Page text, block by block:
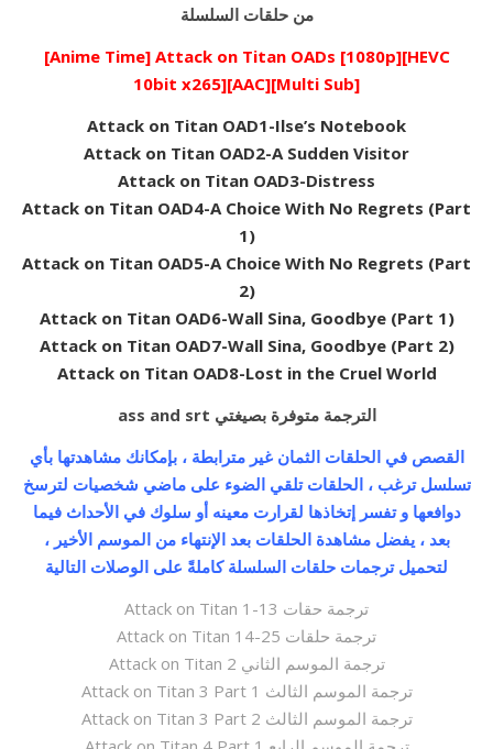
من حلقات السلسلة
[Anime Time] Attack on Titan OADs [1080p][HEVC
10bit x265][AAC][Multi Sub]
Attack on Titan OAD1-Ilse’s Notebook
Attack on Titan OAD2-A Sudden Visitor
Attack on Titan OAD3-Distress
Attack on Titan OAD4-A Choice With No Regrets (Part
1)
Attack on Titan OAD5-A Choice With No Regrets (Part
2)
Attack on Titan OAD6-Wall Sina, Goodbye (Part 1)
Attack on Titan OAD7-Wall Sina, Goodbye (Part 2)
Attack on Titan OAD8-Lost in the Cruel World
ass and srt الترجمة متوفرة بصيغتي
القصص في الحلقات الثمان غير مترابطة ، بإمكانك مشاهدتها بأي
تسلسل ترغب ، الحلقات تلقي الضوء على ماضي شخصيات لترسخ
دوافعها و تفسر إتخاذها لقرارت معينه أو سلوك في الأحداث فيما
بعد ، يفضل مشاهدة الحلقات بعد الإنتهاء من الموسم الأخير ،
لتحميل ترجمات حلقات السلسلة كاملةً على الوصلات التالية
Attack on Titan 1-13 ترجمة حقات
Attack on Titan 14-25 ترجمة حلقات
Attack on Titan 2 ترجمة الموسم الثاني
Attack on Titan 3 Part ترجمة الموسم الثالث 1
Attack on Titan 3 Part ترجمة الموسم الثالث 2